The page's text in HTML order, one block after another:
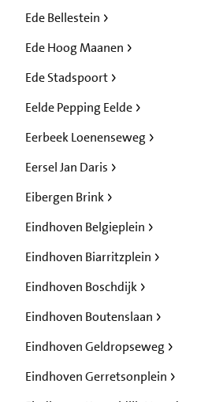
Ede Bellestein
Ede Hoog Maanen
Ede Stadspoort
Eelde Pepping Eelde
Eerbeek Loenenseweg
Eersel Jan Daris
Eibergen Brink
Eindhoven Belgieplein
Eindhoven Biarritzplein
Eindhoven Boschdijk
Eindhoven Boutenslaan
Eindhoven Geldropseweg
Eindhoven Gerretsonplein